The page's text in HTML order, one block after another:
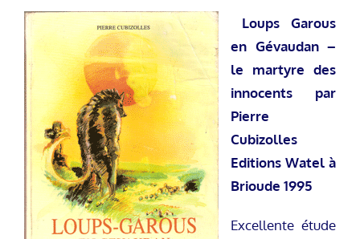
Loups Garous
en Gévaudan –
le martyre des
innocents par
Pierre
Cubizolles
Editions Watel à
Brioude 1995
Excellente étude